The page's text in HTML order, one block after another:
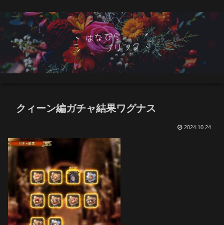
クィーン編ガチャ結果ワグナス
2024.10.24